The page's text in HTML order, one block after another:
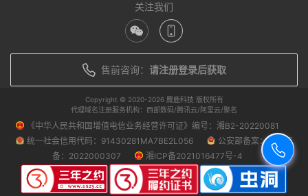
关注我们
售前咨询： 请注册登录后获取
Copyright © 2020-2026 麋鹿科技 版权所有
代理域名注册服务机构：西部数码/腾讯云/阿里云/聚名
《中华人民共和国增值电信业务经营许可证》编号：湘B2-20220081
统一社会信用代码：91430281MA7BE2L056
公安部备案：湘公安
备：2022000307
湘ICP备2021016477号-4